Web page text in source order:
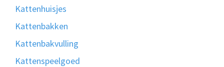
Kattenhuisjes
Kattenbakken
Kattenbakvulling
Kattenspeelgoed